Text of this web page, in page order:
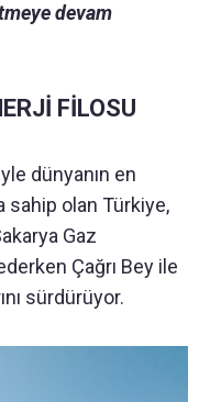
devam
FİLOSU
dünyanın en
sahip olan Türkiye,
Gaz
Çağrı Bey ile
sürdürüyor.